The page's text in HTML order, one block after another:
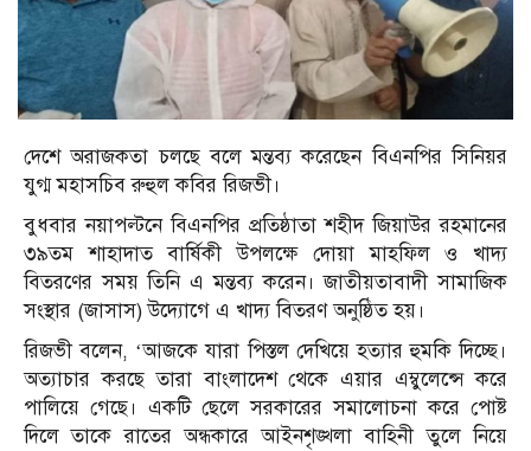
দেশে অরাজকতা চলছে বলে মন্তব্য করেছেন বিএনপির সিনিয়র
যুগ্ম মহাসচিব রুহুল কবির রিজভী।
বুধবার নয়াপল্টনে বিএনপির প্রতিষ্ঠাতা শহীদ জিয়াউর রহমানের
৩৯তম শাহাদাত বার্ষিকী উপলক্ষে দোয়া মাহফিল ও খাদ্য
বিতরণের সময় তিনি এ মন্তব্য করেন। জাতীয়তাবাদী সামাজিক
সংস্থার (জাসাস) উদ্যোগে এ খাদ্য বিতরণ অনুষ্ঠিত হয়।
রিজভী বলেন, ‘আজকে যারা পিস্তল দেখিয়ে হত্যার হুমকি দিচ্ছে।
অত্যাচার করছে তারা বাংলাদেশ থেকে এয়ার এম্বুলেন্সে করে
পালিয়ে গেছে। একটি ছেলে সরকারের সমালোচনা করে পোষ্ট
দিলে তাকে রাতের অন্ধকারে আইনশৃঙ্খলা বাহিনী তুলে নিয়ে